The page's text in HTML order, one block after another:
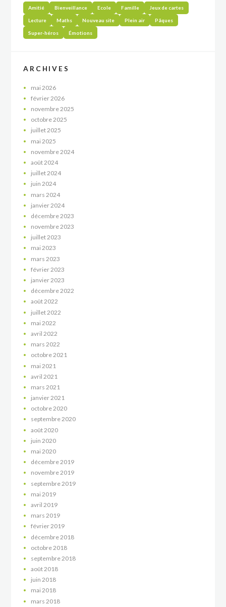
Amitié Bienveillance Ecole Famille Jeux de cartes
Lecture Maths Nouveau site Plein air Pâques
Super-héros Émotions
ARCHIVES
mai 2026
février 2026
novembre2025
octobre2025
juillet2025
mai 2025
novembre 2024
août 2024
juillet2024
juin 2024
mars 2024
janvier 2024
décembre 2023
novembre2023
juillet2023
mai 2023
mars 2023
février 2023
janvier2023
décembre2022
août2022
juillet 2022
mai 2022
avril 2022
mars 2022
octobre2021
mai 2021
avril 2021
mars 2021
janvier2021
octobre2020
septembre2020
août 2020
juin 2020
mai 2020
décembre2019
novembre2019
septembre 2019
mai 2019
avril 2019
mars 2019
février2019
décembre 2018
octobre 2018
septembre 2018
août2018
juin 2018
mai 2018
mars 2018